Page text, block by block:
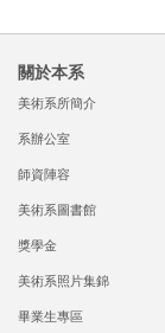
關於本系
美術系所簡介
系辦公室
師資陣容
美術系圖書館
獎學金
美術系照片集錦
畢業生專區